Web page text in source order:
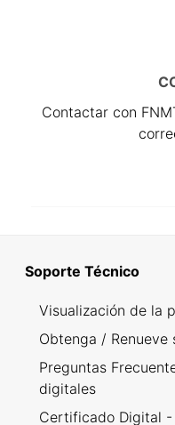
Contactar con
Soporte Técnico
Visualización de la
Obtenga /
Preguntas
digitales
Certificado Digital